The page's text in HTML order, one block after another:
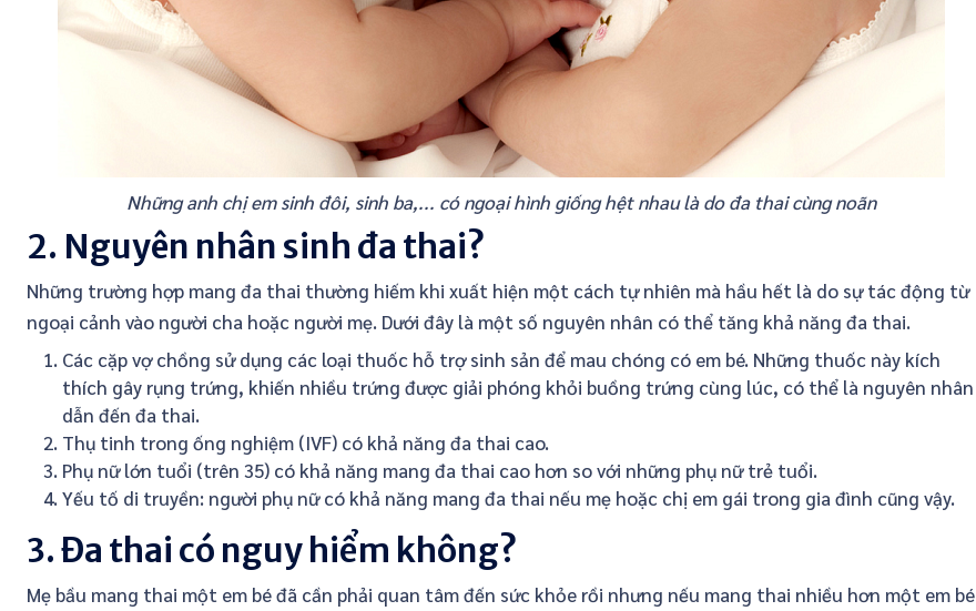
Những anh chị em sinh đôi, sinh ba,... có ngoại hình giống hệt nhau là do đa thai cùng noãn
2. Nguyên nhân sinh đa thai?
Những trường hợp mang đa thai thường hiếm khi xuất hiện một cách tự nhiên mà hầu hết là do sự tác động từ
ngoại cảnh vào người cha hoặc người mẹ. Dưới đây là một số nguyên nhân có thể tăng khả năng đa thai.
Các cặp vợ chồng sử dụng các loại thuốc hỗ trợ sinh sản để mau chóng có em bé. Những thuốc này kích
thích gây rụng trứng, khiến nhiều trứng được giải phóng khỏi buồng trứng cùng lúc, có thể là nguyên nhân
dẫn đến đa thai.
Thụ tinh trong ống nghiệm (IVF) có khả năng đa thai cao.
Phụ nữ lớn tuổi (trên 35) có khả năng mang đa thai cao hơn so với những phụ nữ trẻ tuổi.
Yếu tố di truyền: người phụ nữ có khả năng mang đa thai nếu mẹ hoặc chị em gái trong gia đình cũng vậy.
3. Đa thai có nguy hiểm không?
Mẹ bầu mang thai một em bé đã cần phải quan tâm đến sức khỏe rồi nhưng nếu mang thai nhiều hơn một em bé